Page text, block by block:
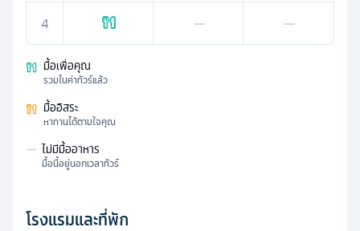
4 — —
มื้อเพื่อคุณ
รวมในค่าทัวร์แล้ว
มื้ออิสระ
หาทานได้ตามใจคุณ
— ไม่มีมื้ออาหาร
มื้อนี้อยู่นอกเวลาทัวร์
โรงแรมและที่พัก